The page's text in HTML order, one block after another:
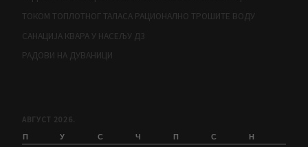
ТОКОМ ТОПЛОТНОГ ТАЛАСА РАЦИОНАЛНО ТРОШИТЕ ВОДУ
САНАЦИЈА КВАРА У НАСЕЉУ Д3
РАДОВИ НА ДУВАНИЦИ
АВГУСТ 2026.
П У С Ч П С Н